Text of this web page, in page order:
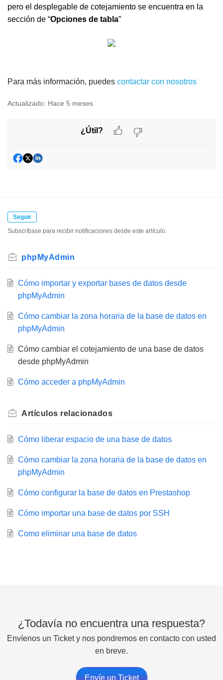
pero el desplegable de cotejamiento se encuentra en la
sección de “Opciones de tabla”
Para más información, puedes contactar con nosotros
Actualizado: Hace 5 meses
¿Útil?
Seguir
Subscríbase para recibir notificaciones desde este artículo.
phpMyAdmin
Cómo importar y exportar bases de datos desde
phpMyAdmin
Cómo cambiar la zona horaria de la base de datos en
phpMyAdmin
Cómo cambiar el cotejamiento de una base de datos
desde phpMyAdmin
Cómo acceder a phpMyAdmin
Artículos relacionados
Cómo liberar espacio de una base de datos
Cómo cambiar la zona horaria de la base de datos en
phpMyAdmin
Cómo configurar la base de datos en Prestashop
Cómo importar una base de datos por SSH
Como eliminar una base de datos
¿Todavía no encuentra una respuesta?
Envíenos un Ticket y nos pondremos en contacto con usted
en breve.
Envíe un Ticket